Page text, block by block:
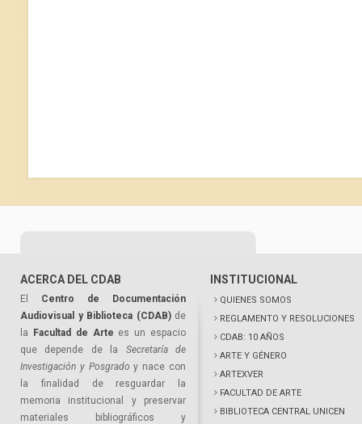
ACERCA DEL CDAB
El Centro de Documentación
Audiovisual y Biblioteca (CDAB)de
la
Facultad de Arte es un espacio
que depende de la Secretaría de
Investigación y Posgrado y nace con
la finalidad de resguardar la
memoria institucional y preservar
materiales bibliográficos y
INSTITUCIONAL
QUIENES SOMOS
REGLAMENTO Y RESOLUCIONES
CDAB: 10 AÑOS
ARTE Y GÉNERO
ARTEXVER
FACULTAD DE ARTE
BIBLIOTECA CENTRAL UNICEN